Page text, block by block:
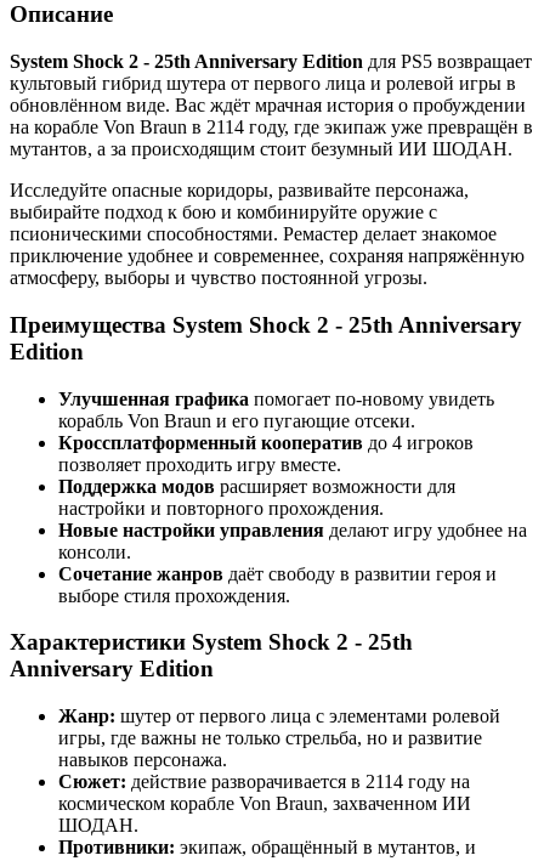
Описание
System Shock 2 - 25th Anniversary Edition для PS5 возвращает
культовый гибрид шутера от первого лица и ролевой игры в
обновлённом виде. Вас ждёт мрачная история о пробуждении
на корабле Von Braun в 2114 году, где экипаж уже превращён в
мутантов, а за происходящим стоит безумный ИИ ШОДАН.
Исследуйте опасные коридоры, развивайте персонажа,
выбирайте подход к бою и комбинируйте оружие с
псионическими способностями. Ремастер делает знакомое
приключение удобнее и современнее, сохраняя напряжённую
атмосферу, выборы и чувство постоянной угрозы.
Преимущества System Shock 2 - 25th Anniversary
Edition
Улучшенная графика помогает по-новому увидеть
корабль Von Braun и его пугающие отсеки.
Кроссплатформенный кооператив до 4 игроков
позволяет проходить игру вместе.
Поддержка модов расширяет возможности для
настройки и повторного прохождения.
Новые настройки управления делают игру удобнее на
консоли.
Сочетание жанров даёт свободу в развитии героя и
выборе стиля прохождения.
Характеристики System Shock 2 - 25th
Anniversary Edition
Жанр: шутер от первого лица с элементами ролевой
игры, где важны не только стрельба, но и развитие
навыков персонажа.
Сюжет: действие разворачивается в 2114 году на
космическом корабле Von Braun, захваченном ИИ
ШОДАН.
Противники: экипаж, обращённый в мутантов, и